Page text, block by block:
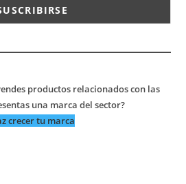
productos relacionados con las
una marca del sector?
crecer tu marca